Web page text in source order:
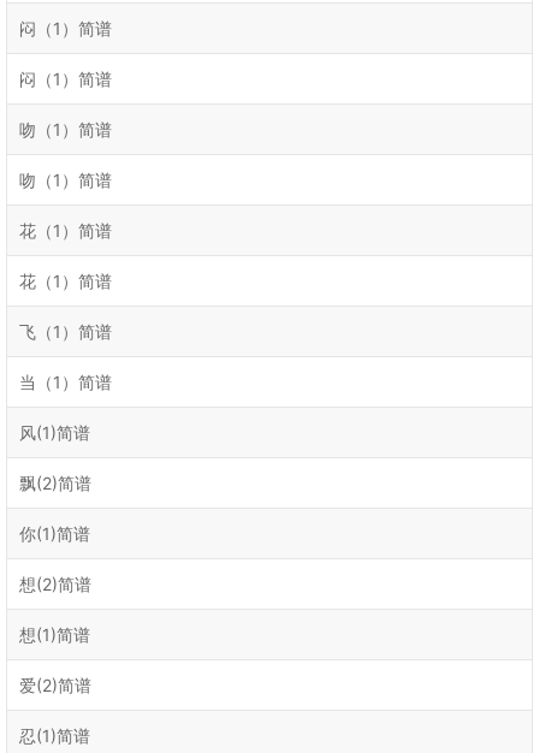
闷（1）简谱
闷（1）简谱
吻（1）简谱
吻（1）简谱
花（1）简谱
花（1）简谱
飞（1）简谱
当（1）简谱
风(1)简谱
飘(2)简谱
你(1)简谱
想(2)简谱
想(1)简谱
爱(2)简谱
忍(1)简谱